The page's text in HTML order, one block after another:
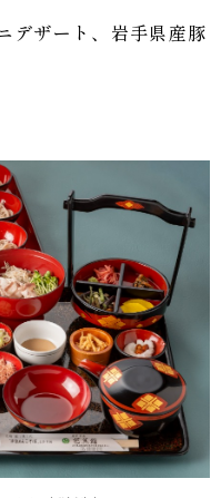
ザート、岩手県産豚